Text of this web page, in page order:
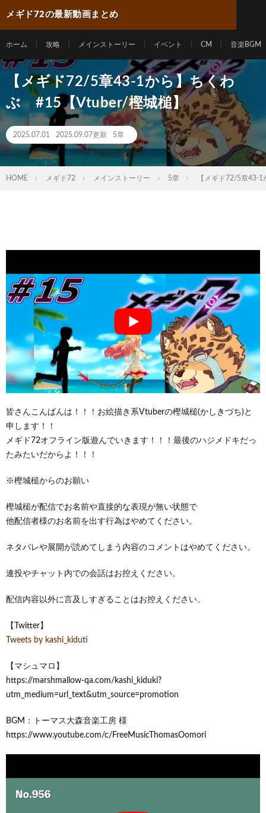
メギド72の最新動画まとめ
ホーム 攻略 メインストーリー イベント CM 音楽BGM
【メギド72/5章43-1から】ちくわ
ぶ #15【Vtuber/樫城槌】
2025.07.01 2025.09.07更新 5章
HOME メギド72 メインストーリー 5章 【メギド72/5章43-
皆さんこんばんは！！！お絵描き系Vtuberの樫城槌(かしきづち)と
申します！！
メギド72オフライン版遊んでいきます！！！最後のハジメドキだっ
たみたいだからよ！！！
※樫城槌からのお願い
樫城槌が配信でお名前や直接的な表現が無い状態で
他配信者様のお名前を出す行為はやめてください。
ネタバレや展開が読めてしまう内容のコメントはやめてください。
連投やチャット内での会話はお控えください。
配信内容以外に言及しすぎることはお控えください。
【Twitter】
Tweets by kashi_kiduti
【マシュマロ】
https://marshmallow-qa.com/kashi_kiduki?
utm_medium=url_text&utm_source=promotion
BGM：トーマス大森音楽工房 様
https://www.youtube.com/c/FreeMusicThomasOomori